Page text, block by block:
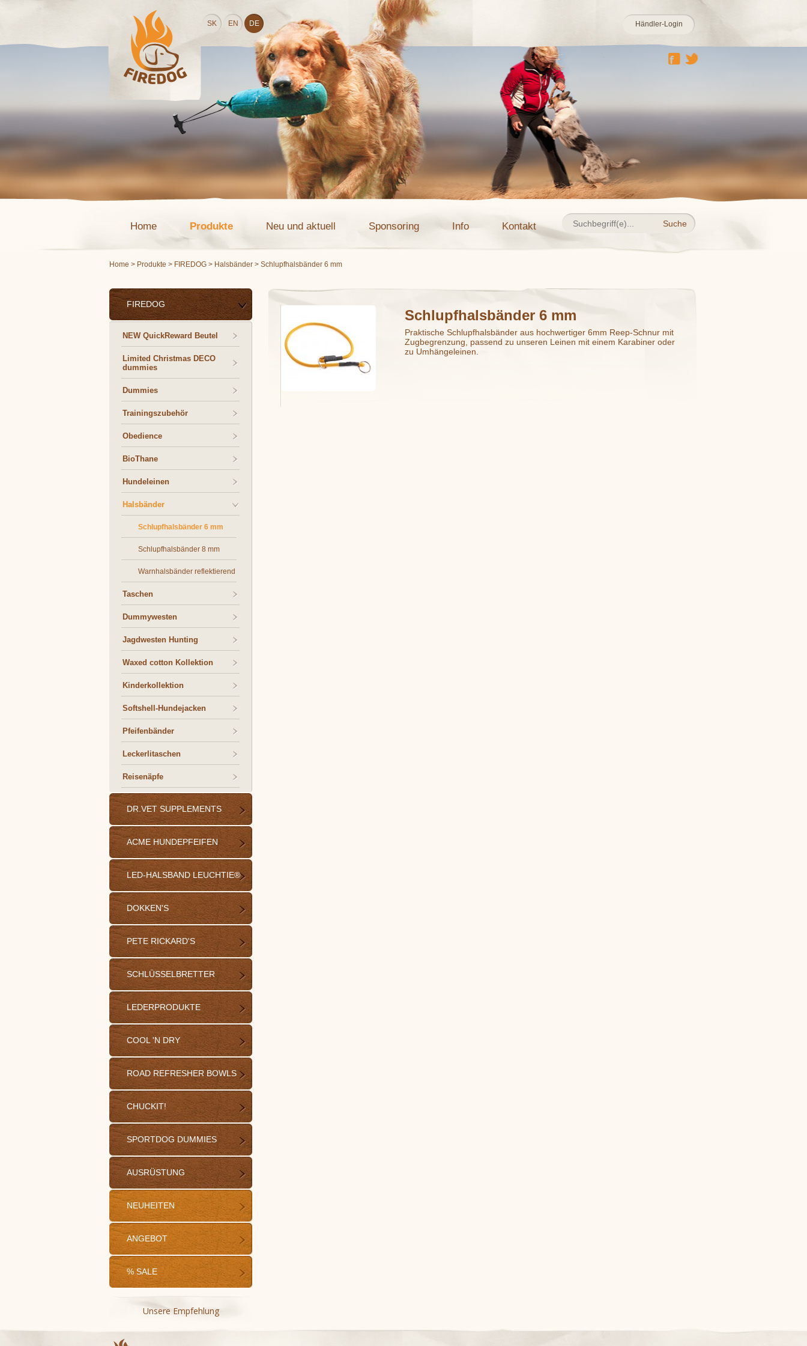
SK EN DE Händler-Login
Home Produkte Neu und aktuell Sponsoring Info Kontakt
Home > Produkte > FIREDOG > Halsbänder > Schlupfhalsbänder 6 mm
FIREDOG
NEW QuickReward Beutel
Limited Christmas DECO
dummies
Dummies
Trainingszubehör
Obedience
BioThane
Hundeleinen
Halsbänder
Schlupfhalsbänder 6 mm
Schlupfhalsbänder 8 mm
Warnhalsbänder reflektierend
Taschen
Dummywesten
Jagdwesten Hunting
Waxed cotton Kollektion
Kinderkollektion
Softshell-Hundejacken
Pfeifenbänder
Leckerlitaschen
Reisenäpfe
DR.VET SUPPLEMENTS
ACME HUNDEPFEIFEN
LED-HALSBAND LEUCHTIE®
DOKKEN'S
PETE RICKARD'S
SCHLÜSSELBRETTER
LEDERPRODUKTE
COOL 'N DRY
ROAD REFRESHER BOWLS
CHUCKIT!
SPORTDOG DUMMIES
AUSRÜSTUNG
NEUHEITEN
ANGEBOT
% SALE
Unsere Empfehlung
Schlupfhalsbänder 6 mm
Praktische Schlupfhalsbänder aus hochwertiger 6mm Reep-Schnur mit
Zugbegrenzung, passend zu unseren Leinen mit einem Karabiner oder
zu Umhängeleinen.